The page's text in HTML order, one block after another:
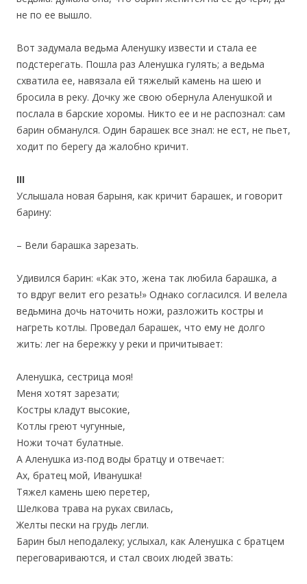
не по ее вышло.
Вот задумала ведьма Аленушку извести и стала ее
подстерегать. Пошла раз Аленушка гулять; а ведьма
схватила ее, навязала ей тяжелый камень на шею и
бросила в реку. Дочку же свою обернула Аленушкой и
послала в барские хоромы. Никто ее и не распознал: сам
барин обманулся. Один барашек все знал: не ест, не пьет,
ходит по берегу да жалобно кричит.
III
Услышала новая барыня, как кричит барашек, и говорит
барину:
– Вели барашка зарезать.
Удивился барин: «Как это, жена так любила барашка, а
то вдруг велит его резать!» Однако согласился. И велела
ведьмина дочь наточить ножи, разложить костры и
нагреть котлы. Проведал барашек, что ему не долго
жить: лег на бережку у реки и причитывает:
Аленушка, сестрица моя!
Меня хотят зарезати;
Костры кладут высокие,
Котлы греют чугунные,
Ножи точат булатные.
А Аленушка из-под воды братцу и отвечает:
Ах, братец мой, Иванушка!
Тяжел камень шею перетер,
Шелкова трава на руках свилась,
Желты пески на грудь легли.
Барин был неподалеку; услыхал, как Аленушка с братцем
переговариваются, и стал своих людей звать: